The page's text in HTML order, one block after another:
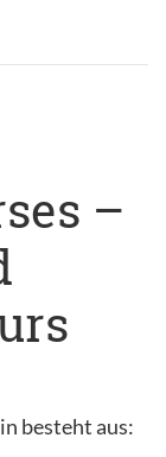
–
besteht aus: